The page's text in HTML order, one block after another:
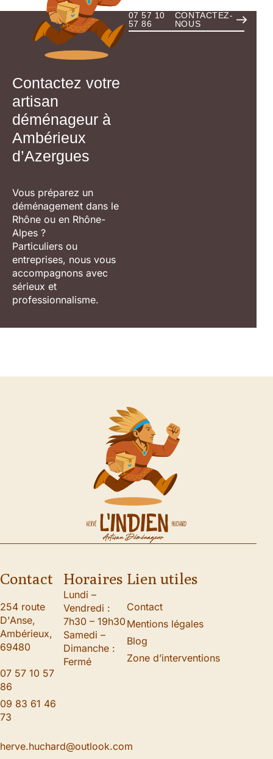
Contactez votre
artisan
déménageur à
Ambérieux
d’Azergues
Vous préparez un
déménagement dans le
Rhône ou en Rhône-
Alpes ?
Particuliers ou
entreprises, nous vous
accompagnons avec
sérieux et
professionnalisme.
07 57 10
57 86
CONTACTEZ-
NOUS
Contact
254 route
D'Anse,
Ambérieux,
69480
07 57 10 57
86
09 83 61 46
73
herve.huchard@outlook.com
Horaires
Lundi –
Vendredi :
7h30 – 19h30
Samedi –
Dimanche :
Fermé
Lien utiles
Contact
Mentions légales
Blog
Zone d’interventions